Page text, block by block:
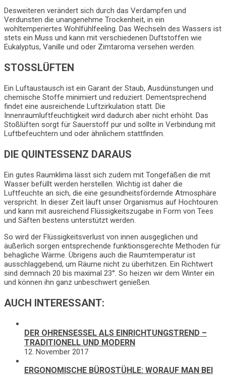
Desweiteren verändert sich durch das Verdampfen und
Verdunsten die unangenehme Trockenheit, in ein
wohltemperiertes Wohlfühlfeeling. Das Wechseln des Wassers ist
stets ein Muss und kann mit verschiedenen Duftstoffen wie
Eukalyptus, Vanille und oder Zimtaroma versehen werden.
STOSSLÜFTEN
Ein Luftaustausch ist ein Garant der Staub, Ausdünstungen und
chemische Stoffe minimiert und reduziert. Dementsprechend
findet eine ausreichende Luftzirkulation statt. Die
Innenraumluftfeuchtigkeit wird dadurch aber nicht erhöht. Das
Stoßlüften sorgt für Sauerstoff pur und sollte in Verbindung mit
Luftbefeuchtern und oder ähnlichem stattfinden.
DIE QUINTESSENZ DARAUS
Ein gutes Raumklima lässt sich zudem mit Tongefäßen die mit
Wasser befüllt werden herstellen. Wichtig ist daher die
Luftfeuchte an sich, die eine gesundheitsfördernde Atmosphäre
verspricht. In dieser Zeit läuft unser Organismus auf Hochtouren
und kann mit ausreichend Flüssigkeitszugabe in Form von Tees
und Säften bestens unterstützt werden.
So wird der Flüssigkeitsverlust von innen ausgeglichen und
äußerlich sorgen entsprechende funktionsgerechte Methoden für
behagliche Wärme. Übrigens auch die Raumtemperatur ist
ausschlaggebend, um Räume nicht zu überhitzen. Ein Richtwert
sind demnach 20 bis maximal 23°. So heizen wir dem Winter ein
und können ihn ganz unbeschwert genießen.
AUCH INTERESSANT:
DER OHRENSESSEL ALS EINRICHTUNGSTREND –
TRADITIONELL UND MODERN
12. November 2017
ERGONOMISCHE BÜROSTÜHLE: WORAUF MAN BEI